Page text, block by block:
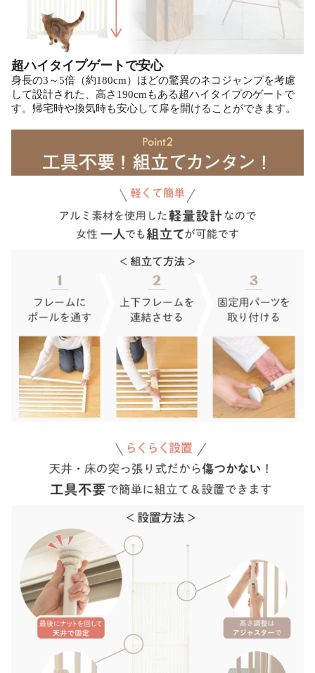
超ハイタイプゲートで安心
身長の3～5倍（約180cm）ほどの驚異のネコジャンプを考慮
して設計された、高さ190cmもある超ハイタイプのゲートで
す。帰宅時や換気時も安心して扉を開けることができます。